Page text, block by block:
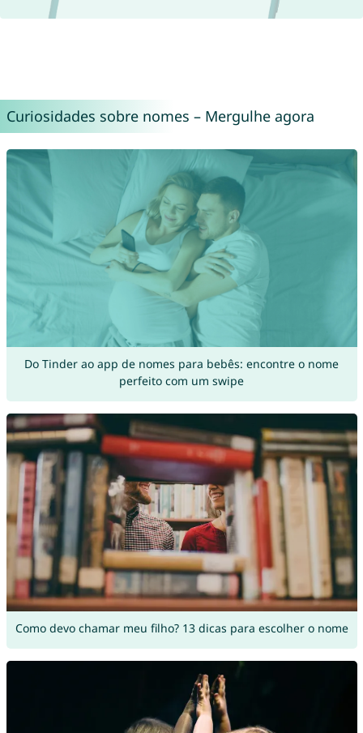
Curiosidades sobre nomes – Mergulhe agora
Do Tinder ao app de nomes para bebês: encontre o nome
perfeito com um swipe
Como devo chamar meu filho? 13 dicas para escolher o nome